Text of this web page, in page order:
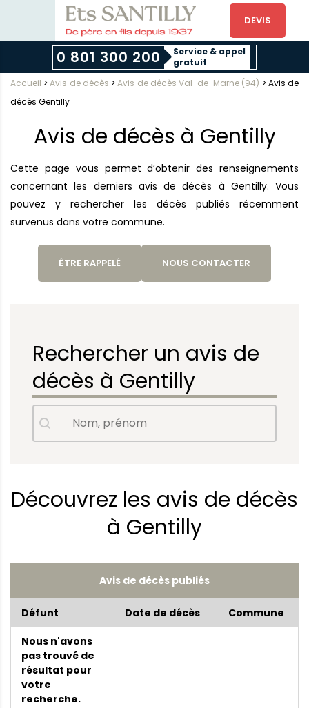
DEVIS
0 801 300 200
Service & appel
gratuit
Accueil >Avis de décès >Avis de décès Val-de-Marne (94) > Avis de
décès Gentilly
Avis de décès à Gentilly
Cette page vous permet d’obtenir des renseignements
concernant les derniers avis de décès à Gentilly. Vous
pouvez y rechercher les décès publiés récemment
survenus dans votre commune.
ÊTRE RAPPELÉ NOUS CONTACTER
Rechercher un avis de
décès à Gentilly
Avis de décès - Nom, prénom
Découvrez les avis de décès
à Gentilly
Avis de décès publiés
Défunt Date de décès Commune
Nous n'avons
pas trouvé de
résultat pour
votre
recherche.